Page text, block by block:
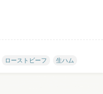
ローストビーフ 生ハム